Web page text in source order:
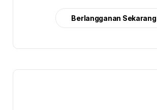
Berlangganan Sekarang